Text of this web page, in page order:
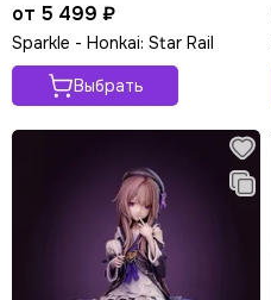
от 5 499 ₽
Sparkle - Honkai: Star Rail
Выбрать